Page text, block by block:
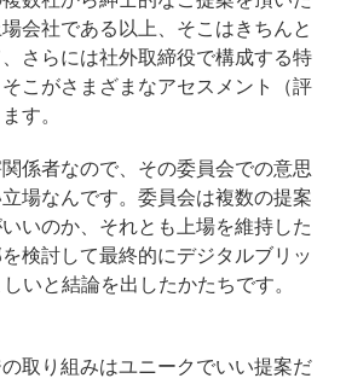
会社である以上、そこはきちんと
さらには社外取締役で構成する特
こがさまざまなアセスメント（評
す。
係者なので、その委員会での意思
場なんです。委員会は複数の提案
いのか、それとも上場を維持した
検討して最終的にデジタルブリッ
いと結論を出したかたちです。
取り組みはユニークでいい提案だ